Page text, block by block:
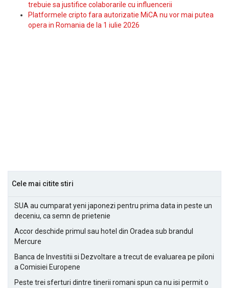
trebuie sa justifice colaborarile cu influencerii
Platformele cripto fara autorizatie MiCA nu vor mai putea
opera in Romania de la 1 iulie 2026
Cele mai citite stiri
SUA au cumparat yeni japonezi pentru prima data in peste un
deceniu, ca semn de prietenie
Accor deschide primul sau hotel din Oradea sub brandul
Mercure
Banca de Investitii si Dezvoltare a trecut de evaluarea pe piloni
a Comisiei Europene
Peste trei sferturi dintre tinerii romani spun ca nu isi permit o